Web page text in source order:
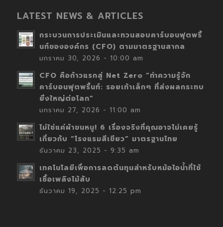
LATEST NEWS & ARTICLES
กระบวนการประเมินและทวนสอบคาร์บอนฟุตพริ้
นท์ขององค์กร (CFO) ตามมาตรฐานสากล
มกราคม 30, 2026 - 10:00 am
CFO คือก้าวแรกสู่ Net Zero “ทำความรู้จัก
คาร์บอนฟุตพริ้นท์: รอยเท้าเล็กๆ ที่ส่งผลกระทบ
ยิ่งใหญ่ต่อโลก”
มกราคม 27, 2026 - 11:00 am
ไม่ใช่แค่ผ้าขนหนู! 6 เรื่องจริงที่คุณอาจไม่เคยรู้
เกี่ยวกับ “โรงแรมสีเขียว” มาตรฐานไทย
ธันวาคม 23, 2025 - 9:35 am
เทคโนโลยีเพื่อการลดต้นทุนสำหรับหม้อไอน้ำที่ใช้
เชื้อเพลิงไม้สับ
ธันวาคม 19, 2025 - 12:25 pm